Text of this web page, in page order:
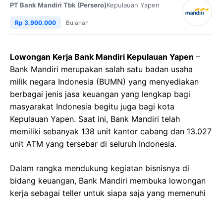
PT Bank Mandiri Tbk (Persero)Kepulauan Yapen
Rp 3.900.000 Bulanan
Lowongan Kerja Bank Mandiri Kepulauan Yapen –
Bank Mandiri merupakan salah satu badan usaha
milik negara Indonesia (BUMN) yang menyediakan
berbagai jenis jasa keuangan yang lengkap bagi
masyarakat Indonesia begitu juga bagi kota
Kepulauan Yapen. Saat ini, Bank Mandiri telah
memiliki sebanyak 138 unit kantor cabang dan 13.027
unit ATM yang tersebar di seluruh Indonesia.
Dalam rangka mendukung kegiatan bisnisnya di
bidang keuangan, Bank Mandiri membuka lowongan
kerja sebagai teller untuk siapa saja yang memenuhi